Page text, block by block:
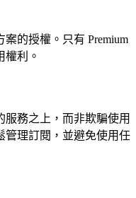
的授權。只有 Premium
權利。
務之上，而非欺騙使用
管理訂閱，並避免使用任